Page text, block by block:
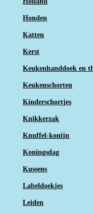
Honden
Katten
Kerst
Keukenhanddoek en
Keukenschorten
Kinderschortjes
Knikkerzak
Knuffel-konijn
Koningsdag
Kussens
Labeldoekjes
Leiden